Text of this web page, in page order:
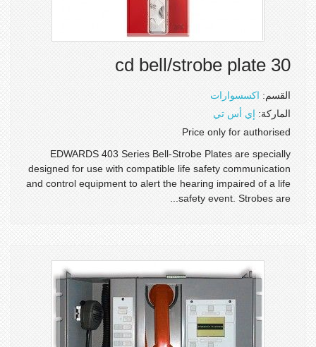
30 cd bell/strobe plate
القسم: اكسسوارات
الماركة: إي أس تي
Price only for authorised
EDWARDS 403 Series Bell-Strobe Plates are specially
designed for use with compatible life safety communication
and control equipment to alert the hearing impaired of a life
safety event. Strobes are...